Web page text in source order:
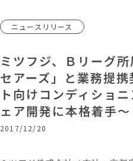
ニュースリリース
ミツフジ、Ｂリーグ
セアーズ」と業務提
ト向けコンディショ
ェア開発に本格着手～
2017/12/20